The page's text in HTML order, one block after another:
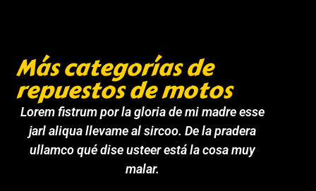
Más categorías de
repuestos de motos
Lorem fistrum por la gloria de mi madre esse
jarl aliqua llevame al sircoo. De la pradera
ullamco qué dise usteer está la cosa muy
malar.